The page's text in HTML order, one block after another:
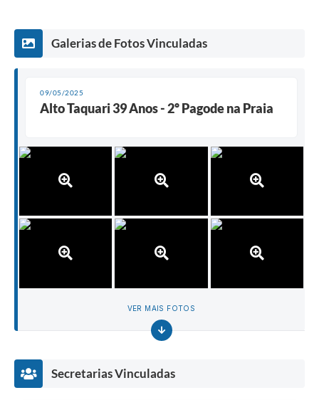
Galerias de Fotos Vinculadas
09/05/2025
Alto Taquari 39 Anos - 2º Pagode na Praia
VER MAIS FOTOS
Secretarias Vinculadas